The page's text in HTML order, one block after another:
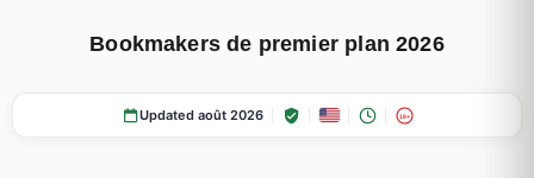
Bookmakers de premier plan 2026
Updated août 2026 18+